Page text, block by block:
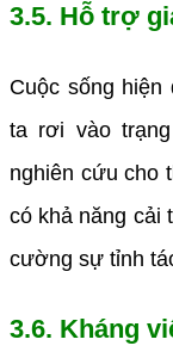
3.5. Hỗ trợ
Cuộc sống
ta rơi vào
nghiên cứu cho
có khả năng cải
cường sự tỉnh
3.6. Kháng